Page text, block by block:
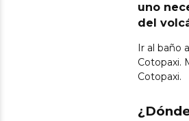
uno
del
Ir al baño
Cotopaxi.
Cotopaxi.